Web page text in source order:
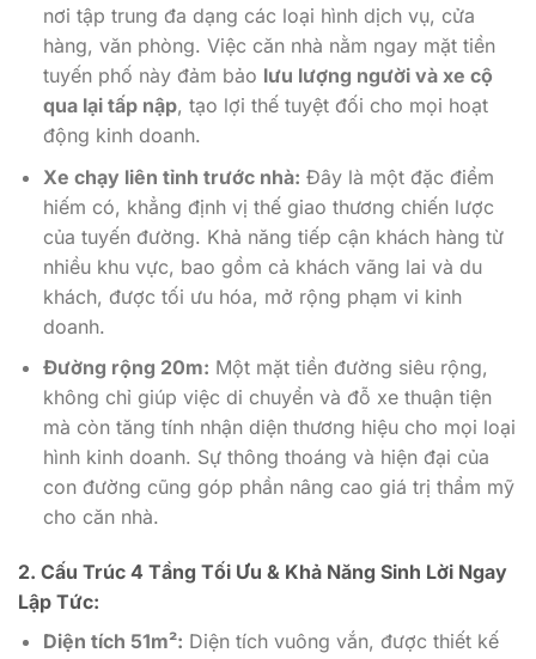
nơi tập trung đa dạng các loại hình dịch vụ, cửa
hàng, văn phòng. Việc căn nhà nằm ngay mặt tiền
tuyến phố này đảm bảo lưu lượng người và xe cộ
qua lại tấp nập, tạo lợi thế tuyệt đối cho mọi hoạt
động kinh doanh.
Xe chạy liên tỉnh trước nhà: Đây là một đặc điểm
hiếm có, khẳng định vị thế giao thương chiến lược
của tuyến đường. Khả năng tiếp cận khách hàng từ
nhiều khu vực, bao gồm cả khách vãng lai và du
khách, được tối ưu hóa, mở rộng phạm vi kinh
doanh.
Đường rộng 20m: Một mặt tiền đường siêu rộng,
không chỉ giúp việc di chuyển và đỗ xe thuận tiện
mà còn tăng tính nhận diện thương hiệu cho mọi loại
hình kinh doanh. Sự thông thoáng và hiện đại của
con đường cũng góp phần nâng cao giá trị thẩm mỹ
cho căn nhà.
2. Cấu Trúc 4 Tầng Tối Ưu & Khả Năng Sinh Lời Ngay
Lập Tức:
Diện tích 51m²: Diện tích vuông vắn, được thiết kế